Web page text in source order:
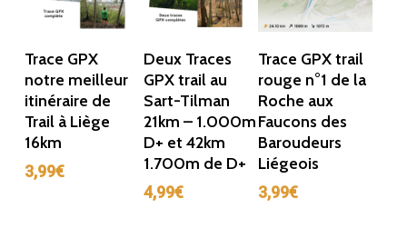
Ajouter Au
Panier
Trace GPX
notre meilleur
itinéraire de
Trail à Liège
16km
3,99€
Ajouter Au
Panier
Deux Traces
GPX trail au
Sart-Tilman
21km – 1.000m
D+ et 42km
1.700m de D+
4,99€
Ajouter Au
Panier
Trace GPX trail
rouge n°1 de la
Roche aux
Faucons des
Baroudeurs
Liégeois
3,99€